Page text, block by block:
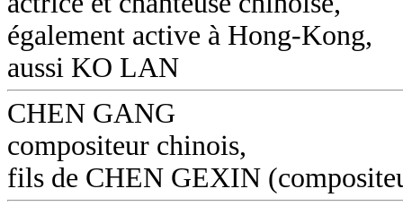
également active à Hong-Kong,
aussi KO LAN
CHEN GANG
compositeur chinois,
fils de CHEN GEXIN